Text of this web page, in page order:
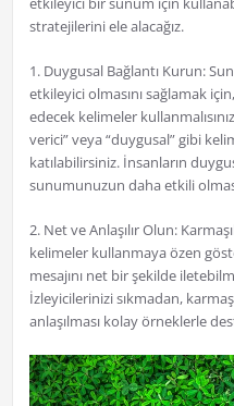
stratejilerini ele alacağız.
1. Duygusal Bağlantı Kurun:
etkileyici olmasını sağlamak
edecek kelimeler
verici” veya “duygusal” gibi
katılabilirsiniz. İnsanların
sunumunuzun daha etkili
2. Net ve Anlaşılır Olun:
kelimeler kullanmaya özen
mesajını net bir şekilde
İzleyicilerinizi sıkmadan,
anlaşılması kolay örneklerle